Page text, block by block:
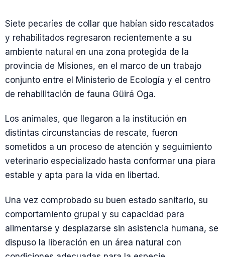
Siete pecaríes de collar que habían sido rescatados
y rehabilitados regresaron recientemente a su
ambiente natural en una zona protegida de la
provincia de Misiones, en el marco de un trabajo
conjunto entre el Ministerio de Ecología y el centro
de rehabilitación de fauna Güirá Oga.
Los animales, que llegaron a la institución en
distintas circunstancias de rescate, fueron
sometidos a un proceso de atención y seguimiento
veterinario especializado hasta conformar una piara
estable y apta para la vida en libertad.
Una vez comprobado su buen estado sanitario, su
comportamiento grupal y su capacidad para
alimentarse y desplazarse sin asistencia humana, se
dispuso la liberación en un área natural con